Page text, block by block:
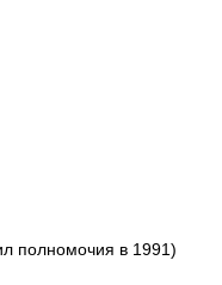
полномочия в 1991)